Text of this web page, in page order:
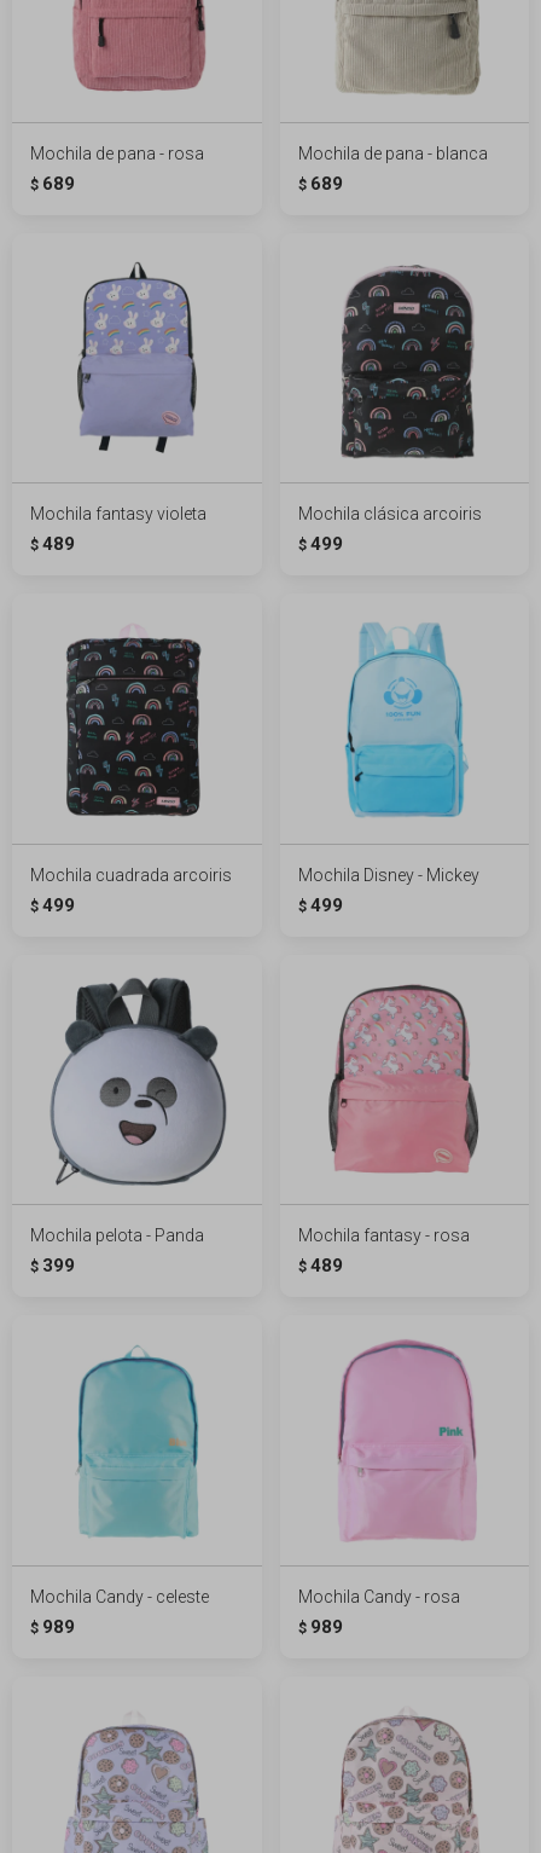
Mochila de pana - rosa
$ 689
Mochila de pana - blanca
$ 689
Mochila fantasy violeta
$ 489
Mochila clásica arcoiris
$ 499
Mochila cuadrada arcoiris
$ 499
Mochila Disney - Mickey
$ 499
Mochila pelota - Panda
$ 399
Mochila fantasy - rosa
$ 489
Mochila Candy - celeste
$ 989
Mochila Candy - rosa
$ 989